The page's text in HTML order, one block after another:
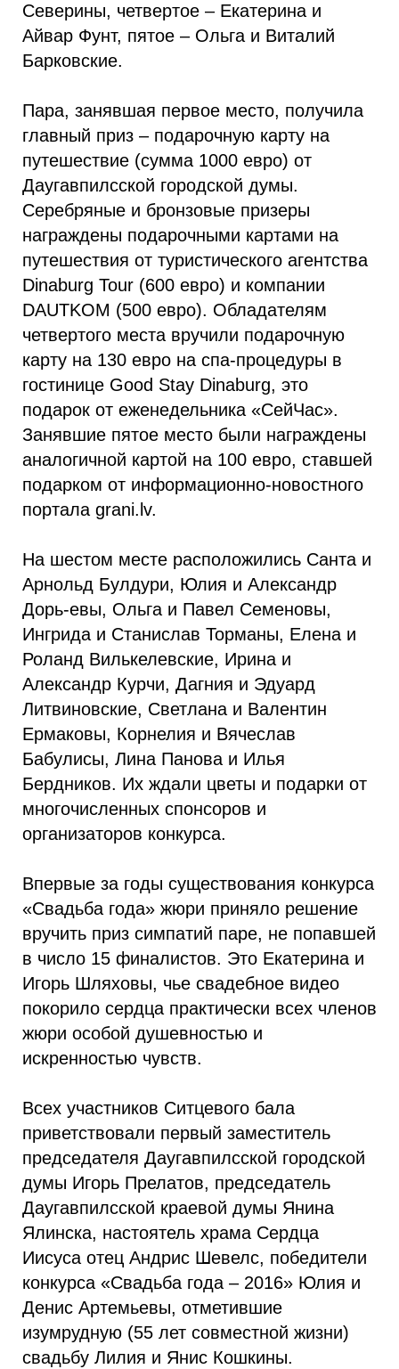
Северины, четвертое – Екатерина и
Айвар Фунт, пятое – Ольга и Виталий
Барковские.
Пара, занявшая первое место, получила
главный приз – подарочную карту на
путешествие (сумма 1000 евро) от
Даугавпилсской городской думы.
Серебряные и бронзовые призеры
награждены подарочными картами на
путешествия от туристического агентства
Dinaburg Tour (600 евро) и компании
DAUTKOM (500 евро). Обладателям
четвертого места вручили подарочную
карту на 130 евро на спа-процедуры в
гостинице Good Stay Dinaburg, это
подарок от еженедельника «СейЧас».
Занявшие пятое место были награждены
аналогичной картой на 100 евро, ставшей
подарком от информационно-новостного
портала grani.lv.
На шестом месте расположились Санта и
Арнольд Булдури, Юлия и Александр
Дорь-евы, Ольга и Павел Семеновы,
Ингрида и Станислав Торманы, Елена и
Роланд Вилькелевские, Ирина и
Александр Курчи, Дагния и Эдуард
Литвиновские, Светлана и Валентин
Ермаковы, Корнелия и Вячеслав
Бабулисы, Лина Панова и Илья
Бердников. Их ждали цветы и подарки от
многочисленных спонсоров и
организаторов конкурса.
Впервые за годы существования конкурса
«Свадьба года» жюри приняло решение
вручить приз симпатий паре, не попавшей
в число 15 финалистов. Это Екатерина и
Игорь Шляховы, чье свадебное видео
покорило сердца практически всех членов
жюри особой душевностью и
искренностью чувств.
Всех участников Ситцевого бала
приветствовали первый заместитель
председателя Даугавпилсской городской
думы Игорь Прелатов, председатель
Даугавпилсской краевой думы Янина
Ялинска, настоятель храма Сердца
Иисуса отец Андрис Шевелс, победители
конкурса «Свадьба года – 2016» Юлия и
Денис Артемьевы, отметившие
изумрудную (55 лет совместной жизни)
свадьбу Лилия и Янис Кошкины.